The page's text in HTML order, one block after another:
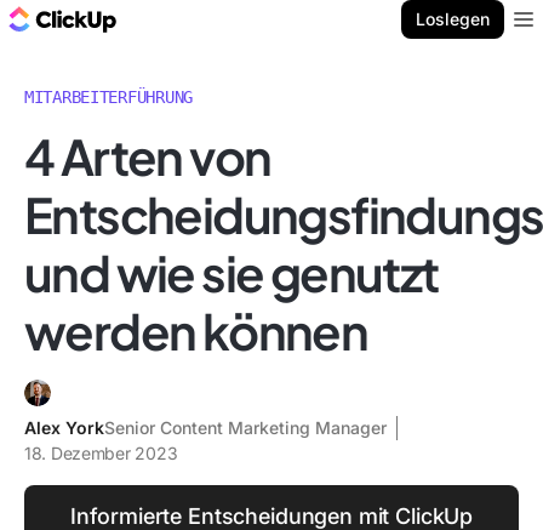
Loslegen
MITARBEITERFÜHRUNG
4 Arten von
und wie sie genutzt
werden können
Alex YorkSenior Content Marketing Manager
18. Dezember 2023
Informierte Entscheidungen mit ClickUp